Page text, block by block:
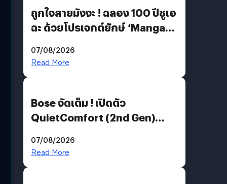
ถูกใจสายมังงะ ! ฉลอง 100 ปีชูเอ
ฉะ ด้วยโปรเจกต์ยักษ์ ‘Manga
มีภาษาไทยด้วย
07/08/2026
Read More
Bose จัดเต็ม ! เปิดตัว
QuietComfort (2nd Gen)
07/08/2026
Read More